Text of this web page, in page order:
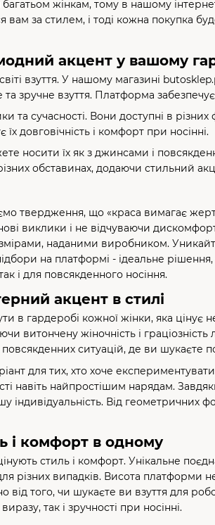
жінкам, тому в нашому
вам за стилем, і тоді кожна
акцент у вашому
взуття. У нашому магазині
зручне взуття. Платформа
та сучасності. Вони доступні в
довговічність і комфорт при носінні.
носити їх як з джинсами і
обставинах, додаючи стильний
твердження, що «краса вимагає
виклики і не відчуваючи
наданими виробником.
на платформі - ідеальне
і для повсякденного носіння.
акцент в стилі
в гардеробі кожної жінки, яка цінує
витончену жіночність і
ситуацій, де ви шукаєте
для тих, хто хоче
навіть найпростішим нарядам.
індивідуальність. Від
і комфорт в одному
стиль і комфорт. Унікальне
різних випадків. Висота платформи
від того, чи шукаєте ви взуття для
так і зручності при носінні.